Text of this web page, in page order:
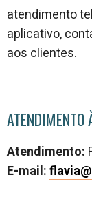
atendimento
aplicativo,
aos clientes.
ATENDIMENTO
Atendimento:
E-mail: